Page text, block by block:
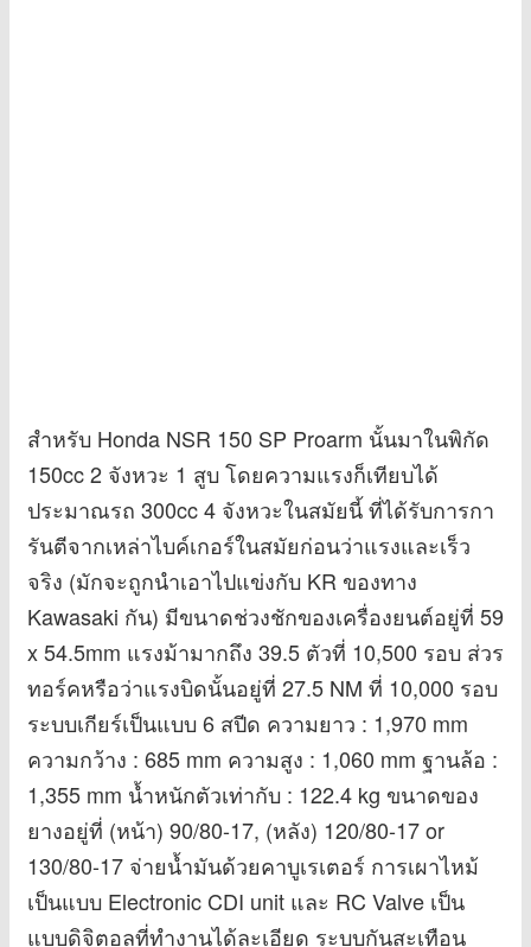
สำหรับ Honda NSR 150 SP Proarm นั้นมาในพิกัด
150cc 2 จังหวะ 1 สูบ โดยความแรงก็เทียบได้
ประมาณรถ 300cc 4 จังหวะในสมัยนี้ ที่ได้รับการกา
รันตีจากเหล่าไบค์เกอร์ในสมัยก่อนว่าแรงและเร็ว
จริง (มักจะถูกนำเอาไปแข่งกับ KR ของทาง
Kawasaki กัน) มีขนาดช่วงชักของเครื่องยนต์อยู่ที่ 59
x 54.5mm แรงม้ามากถึง 39.5 ตัวที่ 10,500 รอบ ส่วร
ทอร์คหรือว่าแรงบิดนั้นอยู่ที่ 27.5 NM ที่ 10,000 รอบ
ระบบเกียร์เป็นแบบ 6 สปีด ความยาว : 1,970 mm
ความกว้าง : 685 mm ความสูง : 1,060 mm ฐานล้อ :
1,355 mm น้ำหนักตัวเท่ากับ : 122.4 kg ขนาดของ
ยางอยู่ที่ (หน้า) 90/80-17, (หลัง) 120/80-17 or
130/80-17 จ่ายน้ำมันด้วยคาบูเรเตอร์ การเผาไหม้
เป็นแบบ Electronic CDI unit และ RC Valve เป็น
แบบดิจิตอลที่ทำงานได้ละเอียด ระบบกันสะเทือน